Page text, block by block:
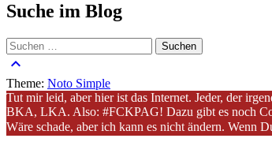
Suche im Blog
Suchen
nach:
keyboard_arrow_up
Theme: Noto Simple
Tut mir leid, aber hier ist das Internet. Jeder, der
BKA, LKA. Also: #FCKPAG! Dazu gibt es noch
Wäre schade, aber ich kann es nicht ändern. Wenn